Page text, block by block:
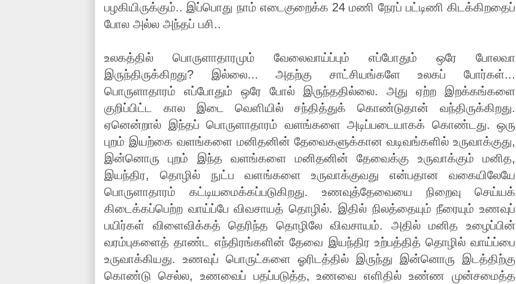
பழகியிருக்கும்.. இப்பொது நாம் எடைகுறைக்க 24 மணி நேரப் பட்டிணி கிடக்கிறதைப்
போல அல்ல அந்தப் பசி..
உலகத்தில் பொருளாதாரமும் வேலைவாய்ப்பும் எப்போதும் ஒரே போலவா
இருந்திருக்கிறது? இல்லை... அதற்கு சாட்சியங்களே உலகப் போர்கள்...
பொருளாதாரம் எப்போதும் ஒரே போல் இருந்ததில்லை. அது ஏற்ற இறக்கங்களை
குறிப்பிட்ட கால இடை வெளியில் சந்தித்துக் கொண்டுதான் வந்திருக்கிறது.
ஏனென்றால் இந்தப் பொருளாதாரம் வளங்களை அடிப்படையாகக் கொண்டது. ஒரு
புறம் இயற்கை வளங்களை மனிதனின் தேவைகளுக்கான வடிவங்களில் உருவாக்குது,
இன்னொரு புறம் இந்த வளங்களை மனிதனின் தேவைக்கு உருவாக்கும் மனித,
இயந்திர, தொழில் நுட்ப வளங்களை உருவாக்குவது என்பதான வகையிலேயே
பொருளாதாரம் கட்டியமைக்கப்படுகிறது. உணவுத்தேவையை நிறைவு செய்யக்
கிடைக்கப்பெற்ற வாய்ப்பே விவசாயத் தொழில். இதில் நிலத்தையும் நீரையும் உணவுப்
பயிர்கள் விளைவிக்கத் தெரிந்த தொழிலே விவசாயம். அதில் மனித உழைப்பின்
வரம்புகளைத் தாண்ட எந்திரங்களின் தேவை இயந்திர உற்பத்தித் தொழில் வாய்ப்பை
உருவாக்கியது. உணவுப் பொருட்களை ஓரிடத்தில் இருந்து இன்னொரு இடத்திற்கு
கொண்டு செல்ல, உணவைப் பதப்படுத்த, உணவை எளிதில் உண்ண முன்சமைத்த